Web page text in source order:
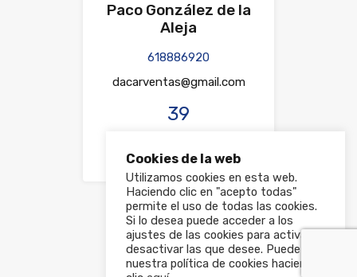
Paco González de la
Aleja
618886920
dacarventas@gmail.com
39
Cookies de la web
Utilizamos cookies en esta web.
Haciendo clic en "acepto todas"
permite el uso de todas las cookies.
Si lo desea puede acceder a los
ajustes de las cookies para activar y
desactivar las que desee. Puede ver
nuestra política de cookies haciendo